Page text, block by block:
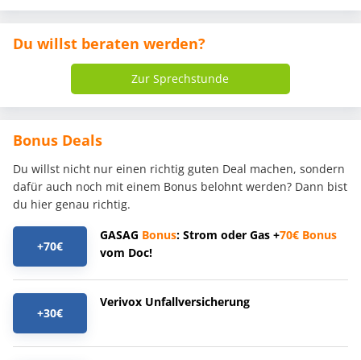
Du willst beraten werden?
Zur Sprechstunde
Bonus Deals
Du willst nicht nur einen richtig guten Deal machen, sondern
dafür auch noch mit einem Bonus belohnt werden? Dann bist
du hier genau richtig.
+70€
GASAG Bonus: Strom oder Gas +70€ Bonus
vom Doc!
+30€
Verivox Unfallversicherung